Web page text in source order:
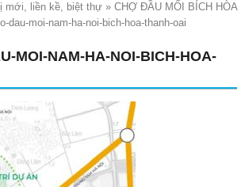
mới, liền kề, biệt thự » CHỢ ĐẦU MỐI BÍCH HÒA
dau-moi-nam-ha-noi-bich-hoa-thanh-oai
MOI-NAM-HA-NOI-BICH-HOA-